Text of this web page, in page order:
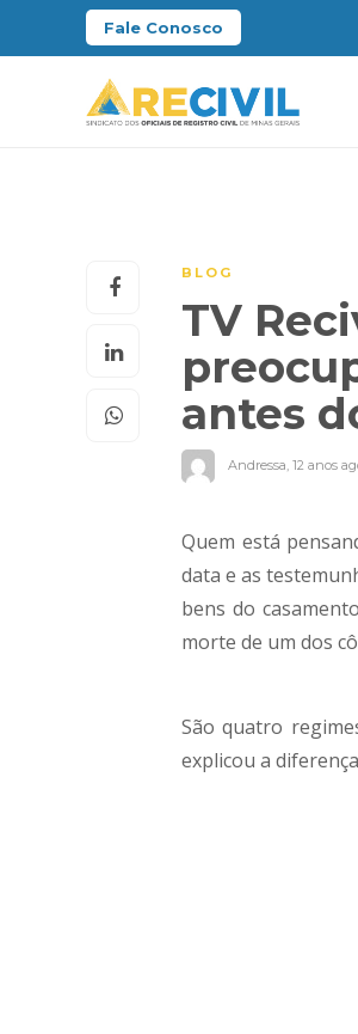
Fale Conosco
BLOG
TV
antes
Andressa, 12 anos
Quem está
data e as
bens do
morte de um dos
São quatro
explicou a